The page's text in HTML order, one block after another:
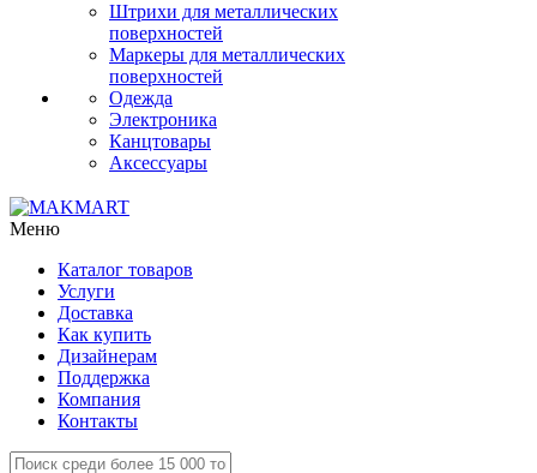
Штрихи для металлических
поверхностей
Маркеры для металлических
поверхностей
Одежда
Электроника
Канцтовары
Аксессуары
Меню
Каталог товаров
Услуги
Доставка
Как купить
Дизайнерам
Поддержка
Компания
Контакты